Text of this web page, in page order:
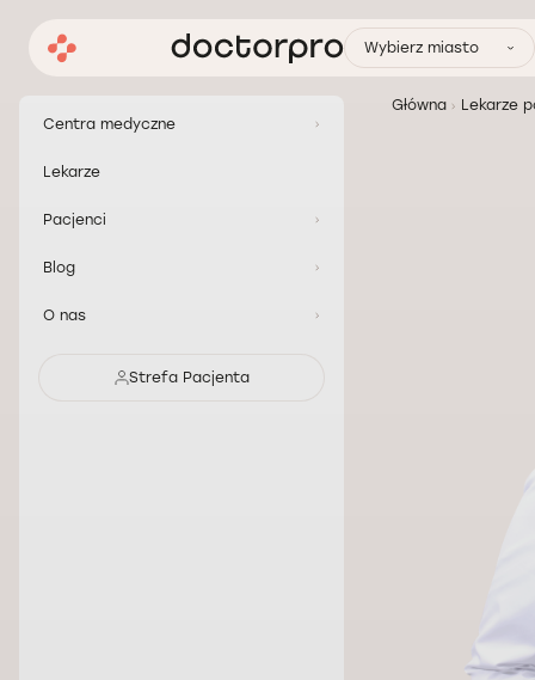
Wybierz miasto
Centra medyczne
Lekarze
Pacjenci
Blog
O nas
Strefa Pacjenta
Główna Lekarze